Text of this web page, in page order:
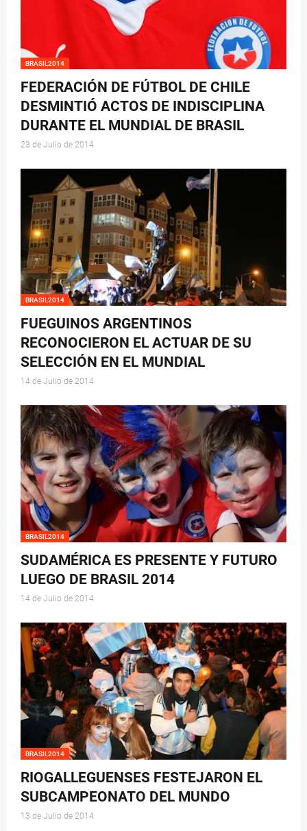
BRASIL2014
FEDERACIÓN DE FÚTBOL DE CHILE
DESMINTIÓ ACTOS DE INDISCIPLINA
DURANTE EL MUNDIAL DE BRASIL
23 de Julio de 2014
BRASIL2014
FUEGUINOS ARGENTINOS
RECONOCIERON EL ACTUAR DE SU
SELECCIÓN EN EL MUNDIAL
14 de Julio de 2014
BRASIL2014
SUDAMÉRICA ES PRESENTE Y FUTURO
LUEGO DE BRASIL 2014
14 de Julio de 2014
BRASIL2014
RIOGALLEGUENSES FESTEJARON EL
SUBCAMPEONATO DEL MUNDO
13 de Julio de 2014